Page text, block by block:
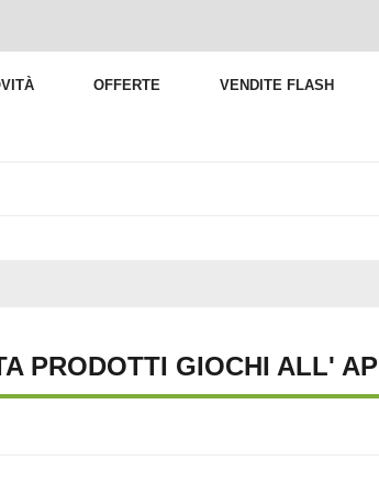
OFFERTE VENDITE FLASH
PRODOTTI GIOCHI ALL'